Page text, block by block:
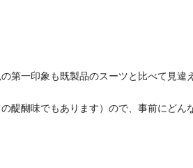
一印象も既製品のスーツと比べて見違
醍醐味でもあります）ので、事前にどん